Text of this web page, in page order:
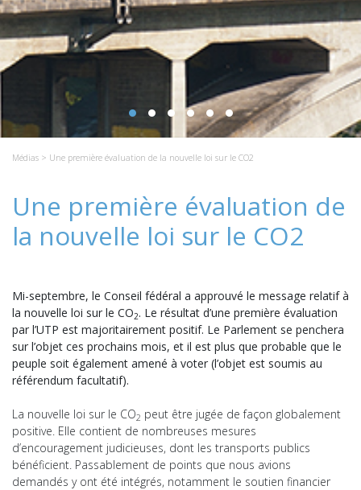
Médias > Une première évaluation de la nouvelle loi sur le CO2
Une première évaluation de
la nouvelle loi sur le CO2
Mi-septembre, le Conseil fédéral a approuvé le message relatif à
la nouvelle loi sur le CO2. Le résultat d’une première évaluation
par l’UTP est majoritairement positif. Le Parlement se penchera
sur l’objet ces prochains mois, et il est plus que probable que le
peuple soit également amené à voter (l’objet est soumis au
référendum facultatif).
La nouvelle loi sur le CO2 peut être jugée de façon globalement
positive. Elle contient de nombreuses mesures
d’encouragement judicieuses, dont les transports publics
bénéficient. Passablement de points que nous avions
demandés y ont été intégrés, notamment le soutien financier